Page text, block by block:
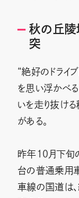
秋の丘陵
突
“絶好のドライ
を思い浮かべる
いを走り抜ける
がある。
昨年10月下旬
台の普通乗用
車線の国道は